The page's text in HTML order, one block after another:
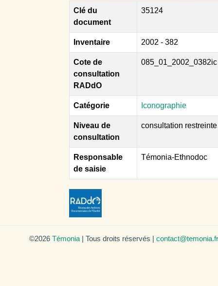
Clé du
document
35124
Inventaire 2002 - 382
Cote de
consultation
RADdO
085_01_2002_0382ic
Catégorie Iconographie
Niveau de
consultation
consultation restreinte
Responsable
de saisie
Témonia-Ethnodoc
©2026 Témonia | Tous droits réservés | contact@temonia.fr